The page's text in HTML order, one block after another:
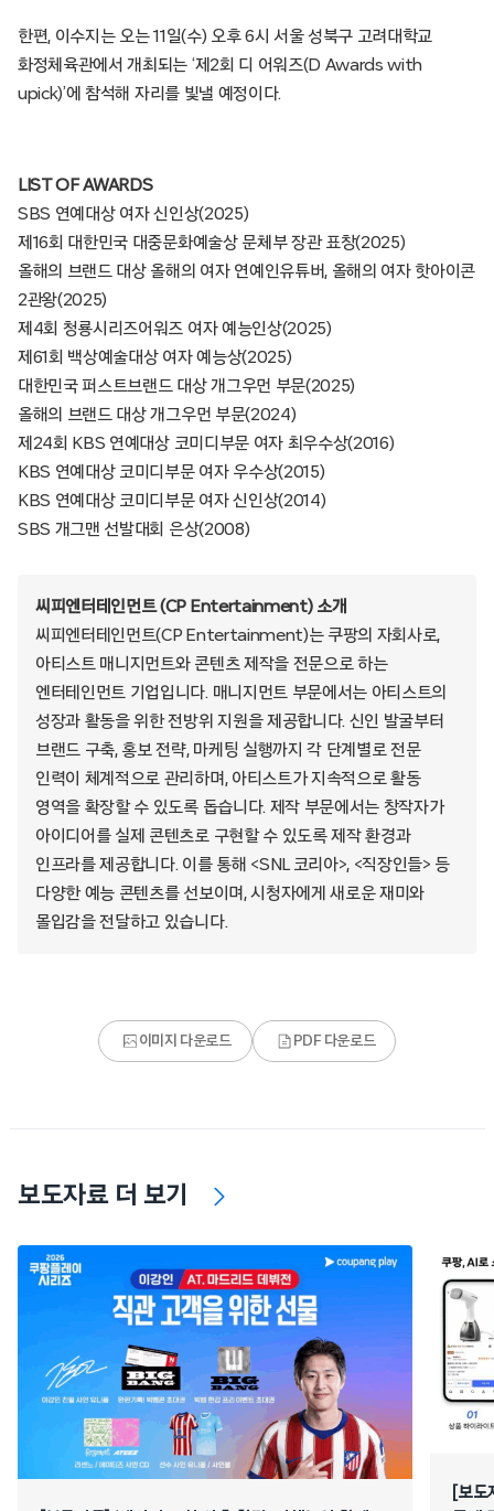
한편, 이수지는 오는 11일(수) 오후 6시 서울 성북구 고려대학교
화정체육관에서 개최되는 ‘제2회 디 어워즈(D Awards with
upick)’에 참석해 자리를 빛낼 예정이다.
LIST OF AWARDS
SBS 연예대상 여자 신인상(2025)
제16회 대한민국 대중문화예술상 문체부 장관 표창(2025)
올해의 브랜드 대상 올해의 여자 연예인유튜버, 올해의 여자 핫아이콘
2관왕(2025)
제4회 청룡시리즈어워즈 여자 예능인상(2025)
제61회 백상예술대상 여자 예능상(2025)
대한민국 퍼스트브랜드 대상 개그우먼 부문(2025)
올해의 브랜드 대상 개그우먼 부문(2024)
제24회 KBS 연예대상 코미디부문 여자 최우수상(2016)
KBS 연예대상 코미디부문 여자 우수상(2015)
KBS 연예대상 코미디부문 여자 신인상(2014)
SBS 개그맨 선발대회 은상(2008)
씨피엔터테인먼트 (CP Entertainment) 소개
씨피엔터테인먼트(CP Entertainment)는 쿠팡의 자회사로,
아티스트 매니지먼트와 콘텐츠 제작을 전문으로 하는
엔터테인먼트 기업입니다. 매니지먼트 부문에서는 아티스트의
성장과 활동을 위한 전방위 지원을 제공합니다. 신인 발굴부터
브랜드 구축, 홍보 전략, 마케팅 실행까지 각 단계별로 전문
인력이 체계적으로 관리하며, 아티스트가 지속적으로 활동
영역을 확장할 수 있도록 돕습니다. 제작 부문에서는 창작자가
아이디어를 실제 콘텐츠로 구현할 수 있도록 제작 환경과
인프라를 제공합니다. 이를 통해 <SNL 코리아>, <직장인들> 등
다양한 예능 콘텐츠를 선보이며, 시청자에게 새로운 재미와
몰입감을 전달하고 있습니다.
이미지 다운로드 PDF 다운로드
보도자료 더 보기
[보